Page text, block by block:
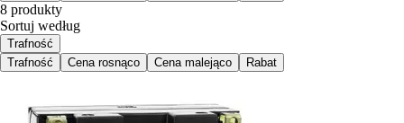
8 produkty
Sortuj według
Trafność
Trafność
Cena rosnąco Cena malejąco Rabat